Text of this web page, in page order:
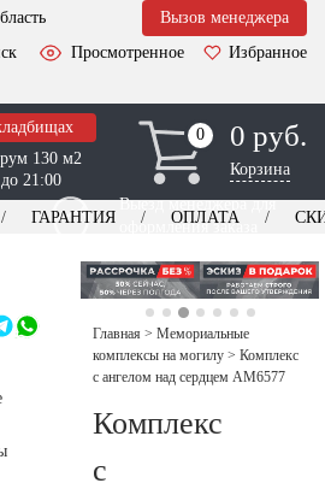
Вызов менеджера
Просмотренное
Избранное
130 м2
21:00
0
0 0 руб.
Корзина
Выезд менеджера для
оформления заказа
ГАРАНТИЯ ОПЛАТА
Главная > Мемориальные
комплексы на могилу > Комплекс
с ангелом над сердцем AM6577
Комплекс
с